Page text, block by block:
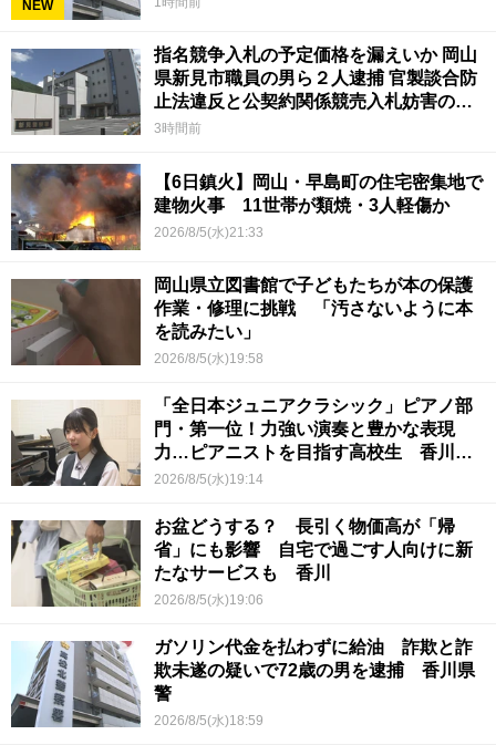
NEW
指名競争入札の予定価格を漏えいか 岡山
県新見市職員の男ら２人逮捕 官製談合防
止法違反と公契約関係競売入札妨害の疑
い
3時間前
【6日鎮火】岡山・早島町の住宅密集地で
建物火事 11世帯が類焼・3人軽傷か
2026/8/5(水)21:33
岡山県立図書館で子どもたちが本の保護
作業・修理に挑戦 「汚さないように本
を読みたい」
2026/8/5(水)19:58
「全日本ジュニアクラシック」ピアノ部
門・第一位！力強い演奏と豊かな表現
力…ピアニストを目指す高校生 香川
【青春のキセキ】
2026/8/5(水)19:14
お盆どうする？ 長引く物価高が「帰
省」にも影響 自宅で過ごす人向けに新
たなサービスも 香川
2026/8/5(水)19:06
ガソリン代金を払わずに給油 詐欺と詐
欺未遂の疑いで72歳の男を逮捕 香川県
警
2026/8/5(水)18:59